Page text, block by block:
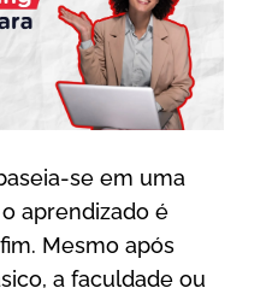
se em uma
aprendizado é
Mesmo após
a faculdade ou